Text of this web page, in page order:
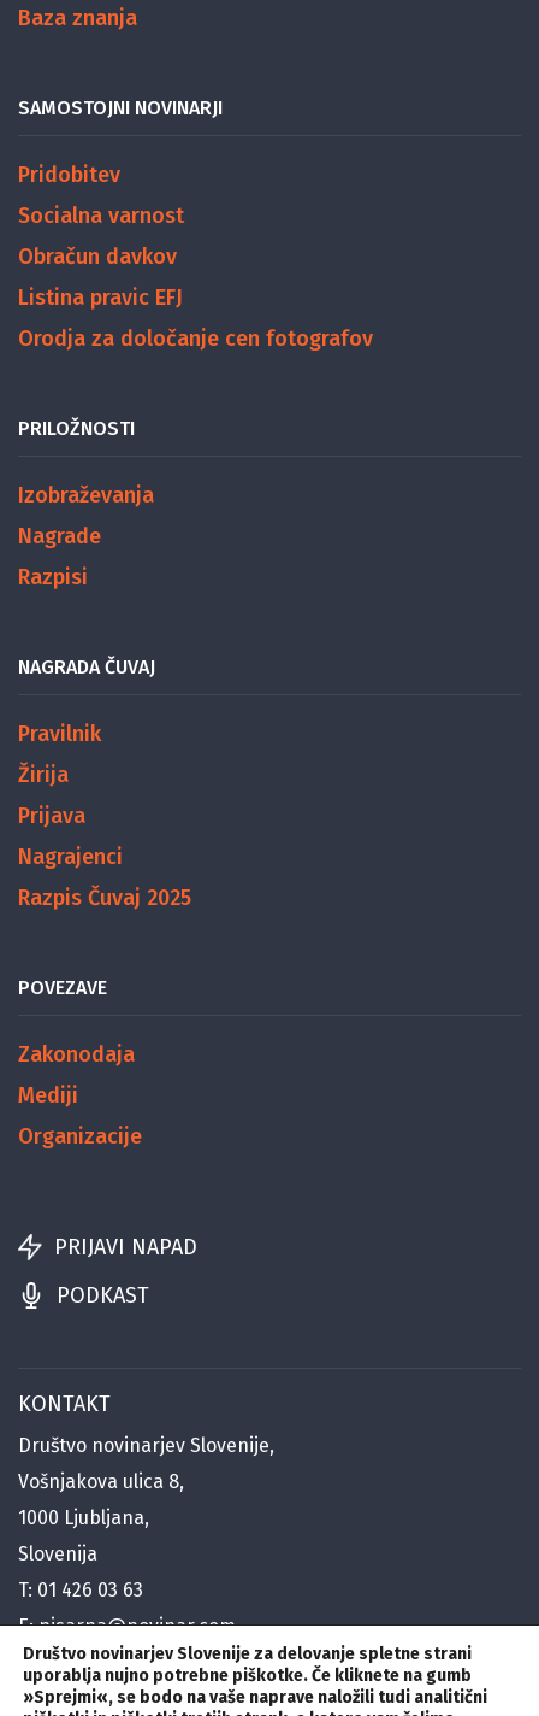
Baza znanja
SAMOSTOJNI NOVINARJI
Pridobitev
Socialna varnost
Obračun davkov
Listina pravic EFJ
Orodja za določanje cen fotografov
PRILOŽNOSTI
Izobraževanja
Nagrade
Razpisi
NAGRADA ČUVAJ
Pravilnik
Žirija
Prijava
Nagrajenci
Razpis Čuvaj 2025
POVEZAVE
Zakonodaja
Mediji
Organizacije
PRIJAVI NAPAD
PODKAST
KONTAKT
Društvo novinarjev Slovenije,
Vošnjakova ulica 8,
1000 Ljubljana,
Slovenija
T: 01 426 03 63
E:pisarna@novinar.com
E:generalni@novinar.com
E:stik@novinar.com
Društvo novinarjev Slovenije za delovanje spletne strani
uporablja nujno potrebne piškotke. Če kliknete na gumb
»Sprejmi«,se bodo na vaše naprave naložili tudi analitični